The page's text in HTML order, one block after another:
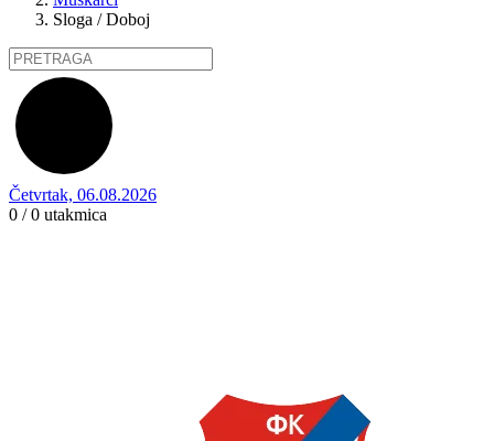
Sloga / Doboj
Četvrtak, 06.08.2026
0 / 0 utakmica